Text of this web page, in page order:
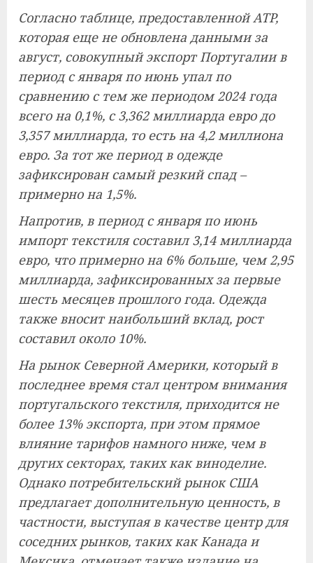
Согласно таблице, предоставленной ATP,
которая еще не обновлена ​​данными за
август, совокупный экспорт Португалии в
период с января по июнь упал по
сравнению с тем же периодом 2024 года
всего на 0,1%, с 3,362 миллиарда евро до
3,357 миллиарда, то есть на 4,2 миллиона
евро. За тот же период в одежде
зафиксирован самый резкий спад –
примерно на 1,5%.
Напротив, в период с января по июнь
импорт текстиля составил 3,14 миллиарда
евро, что примерно на 6% больше, чем 2,95
миллиарда, зафиксированных за первые
шесть месяцев прошлого года. Одежда
также вносит наибольший вклад, рост
составил около 10%.
На рынок Северной Америки, который в
последнее время стал центром внимания
португальского текстиля, приходится не
более 13% экспорта, при этом прямое
влияние тарифов намного ниже, чем в
других секторах, таких как виноделие.
Однако потребительский рынок США
предлагает дополнительную ценность, в
частности, выступая в качествецентрдля
соседних рынков, таких как Канада и